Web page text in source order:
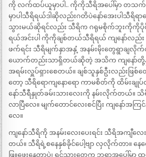
ကို လက်ထပ်ယူမှာပါ.. ကိုကိုသီရိအပေါ်မှာ တသက်လုံး
မှာပါသီရိရယ်ဒါဆိုလည်းဂတိပဲနော်အေးပါသီရိရ
သွားမယ်ဆိုရင်လည်း သီရိက ဂရုမစိုက်ဘူးကိုကိုပိုင်
ရယ်အင်းပါ ကိုကိုချစ်တယ်သီရိရယ် ကျနော်လည်း
ဖက်ရင်း သီရိမျက်နှာအနှံ့ အနမ်းမိုးတွေရွာချ
ယောက်တည်းသာရှိတယ်ဆိုတဲ့ အသိက ကျနော်တို့
အရမ်းလှူပ်ရှားစေတယ်။ ချစ်သူနှစ်ဦးလည်းဖြစ်တ
တော့ သီရိရောကျနောရော ကာမစိတ်ကို ထိမ်းချု
နော်သီရီနှုတ်ခမ်းသားလေးကို နမ်းလိုက်တယ်။
လာပြီလေ။ မျက်တောင်လေးစင်ပြီး ကျနော်အကြ
လေ။
ကျနော်သီရိကို အနမ်းလေးပေးရင်း သီရိအကျီလ
တယ်။ သီရိရဲ့စနေနှစ်ခိုင်ပေါ့ဗျာ လှလိုက်တာ။ နေ
ဖြူဖွေးနေတာပဲ၊ ရင်သားတွေက ဘရာအပေါ်မှာ